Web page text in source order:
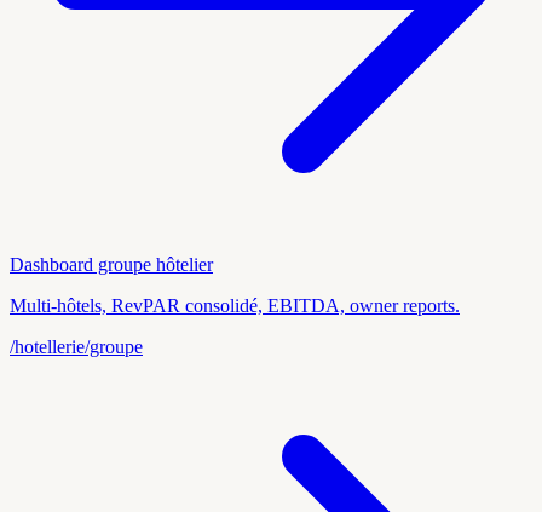
Dashboard groupe hôtelier
Multi-hôtels, RevPAR consolidé, EBITDA, owner reports.
/hotellerie/groupe